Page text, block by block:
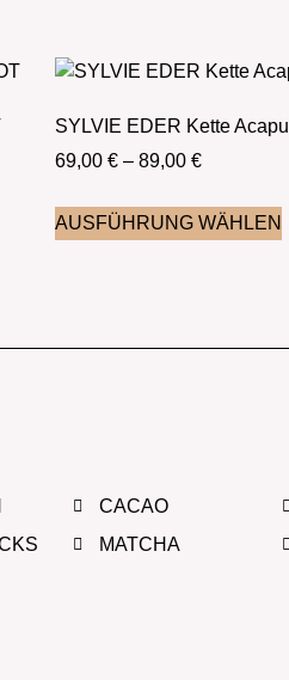
SYLVIE EDER Kette
69,00 € – 89,00 €
AUSFÜHRUNG WÄHLEN
CACAO
MATCHA